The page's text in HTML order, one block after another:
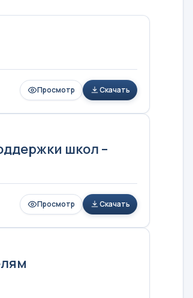
Просмотр Скачать
школ –
Просмотр Скачать